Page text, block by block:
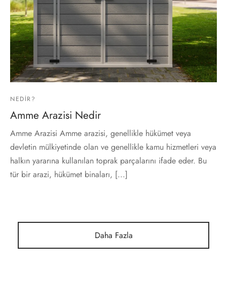
NEDIR?
Amme Arazisi Nedir
Amme Arazisi Amme arazisi, genellikle hükümet veya
devletin mülkiyetinde olan ve genellikle kamu hizmetleri veya
halkın yararına kullanılan toprak parçalarını ifade eder. Bu
tür bir arazi, hükümet binaları, [...]
Daha Fazla